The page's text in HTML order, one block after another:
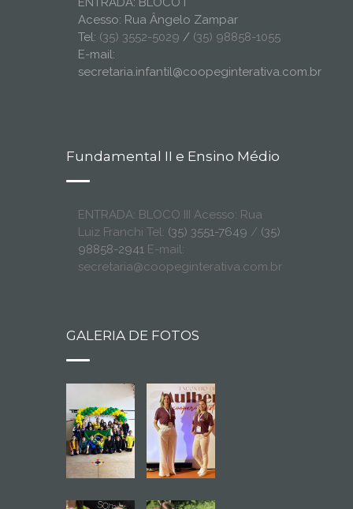
Acesso: Rua Ângelo Zampar
Tel: (35) 3552-5029 / (35) 98858-1055
E-mail:
secretaria.infantil@coopeginterativa.com.br
Fundamental II e Ensino Médio
ENTRADA: BLOCO III Acesso: Rua
Luiz Franchi Tel: (35) 3551-7649 / (35)
98858-2941 E-mail:
secretaria@coopeginterativa.com.br
GALERIA DE FOTOS